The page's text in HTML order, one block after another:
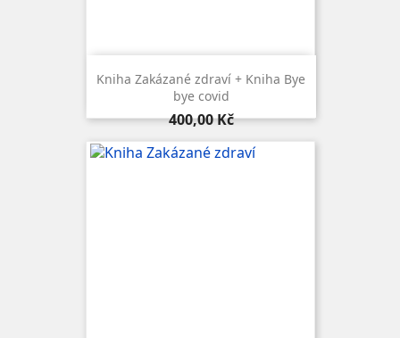
Kniha Zakázané zdraví + Kniha Bye
bye covid
Cena
400,00 Kč